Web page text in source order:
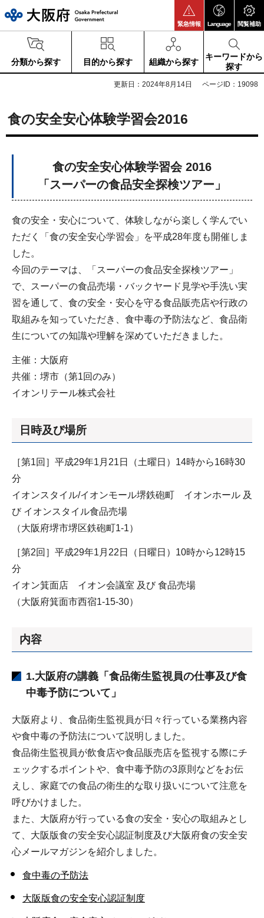
緊急情報 Language 閲覧補助
分類から探す 目的から探す 組織から探す
キーワードから
探す
更新日：2024年8月14日 ページID：19098
食の安全安心体験学習会2016
食の安全安心体験学習会 2016
「スーパーの食品安全探検ツアー」
食の安全・安心について、体験しながら楽しく学んでい
ただく「食の安全安心学習会」を平成28年度も開催しま
した。
今回のテーマは、「スーパーの食品安全探検ツアー」
で、スーパーの食品売場・バックヤード見学や手洗い実
習を通して、食の安全・安心を守る食品販売店や行政の
取組みを知っていただき、食中毒の予防法など、食品衛
生についての知識や理解を深めていただきました。
主催：大阪府
共催：堺市（第1回のみ）
イオンリテール株式会社
日時及び場所
［第1回］平成29年1月21日（土曜日）14時から16時30
分
イオンスタイル/イオンモール堺鉄砲町 イオンホール 及
び イオンスタイル食品売場
（大阪府堺市堺区鉄砲町1-1）
［第2回］平成29年1月22日（日曜日）10時から12時15
分
イオン箕面店 イオン会議室 及び 食品売場
（大阪府箕面市西宿1-15-30）
内容
1.大阪府の講義「食品衛生監視員の仕事及び食
中毒予防について」
大阪府より、食品衛生監視員が日々行っている業務内容
や食中毒の予防法について説明しました。
食品衛生監視員が飲食店や食品販売店を監視する際にチ
ェックするポイントや、食中毒予防の3原則などをお伝
えし、家庭での食品の衛生的な取り扱いについて注意を
呼びかけました。
また、大阪府が行っている食の安全・安心の取組みとし
て、大阪版食の安全安心認証制度及び大阪府食の安全安
心メールマガジンを紹介しました。
食中毒の予防法
大阪版食の安全安心認証制度